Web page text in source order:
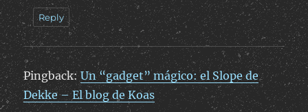
Reply
Pingback:Un “gadget” mágico: el Slope de
Dekke – El blog de Koas